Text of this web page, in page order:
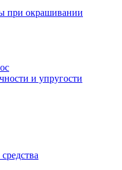
при окрашивании
и упругости